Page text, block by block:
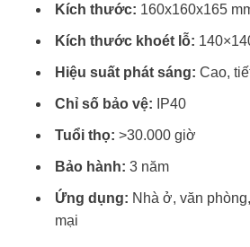
Kích thước: 160x160x165
Kích thước khoét lỗ:
Hiệu suất phát sáng: Cao,
Chỉ số bảo vệ: IP40
Tuổi thọ: >30.000 giờ
Bảo hành: 3 năm
Ứng dụng: Nhà ở, văn
mại